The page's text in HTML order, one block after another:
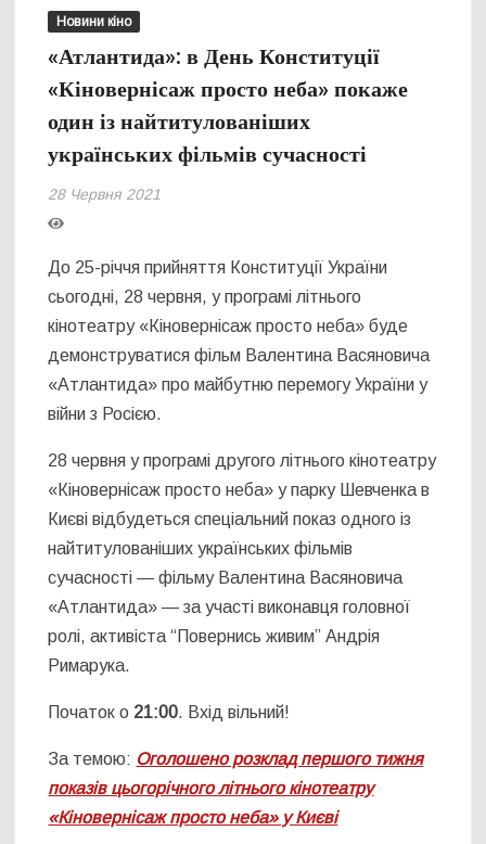
Новини кіно
«Атлантида»: в День Конституції
«Кіновернісаж просто неба» покаже
один із найтитулованіших
українських фільмів сучасності
28 Червня 2021
До 25-річчя прийняття Конституції України
сьогодні, 28 червня, у програмі літнього
кінотеатру «Кіновернісаж просто неба» буде
демонструватися фільм Валентина Васяновича
«Атлантида» про майбутню перемогу України у
війни з Росією.
28 червня у програмі другого літнього кінотеатру
«Кіновернісаж просто неба» у парку Шевченка в
Києві відбудеться спеціальний показ одного із
найтитулованіших українських фільмів
сучасності — фільму Валентина Васяновича
«Атлантида» — за участі виконавця головної
ролі, активіста “Повернись живим” Андрія
Римарука.
Початок о 21:00. Вхід вільний!
За темою: Оголошено розклад першого тижня
показів цьогорічного літнього кінотеатру
«Кіновернісаж просто неба» у Києві